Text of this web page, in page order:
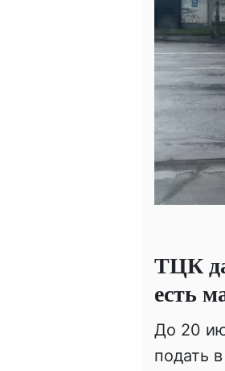
ТЦК
есть
До 20
подать в